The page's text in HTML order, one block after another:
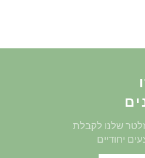
שלנו לקבלת
יחודיים